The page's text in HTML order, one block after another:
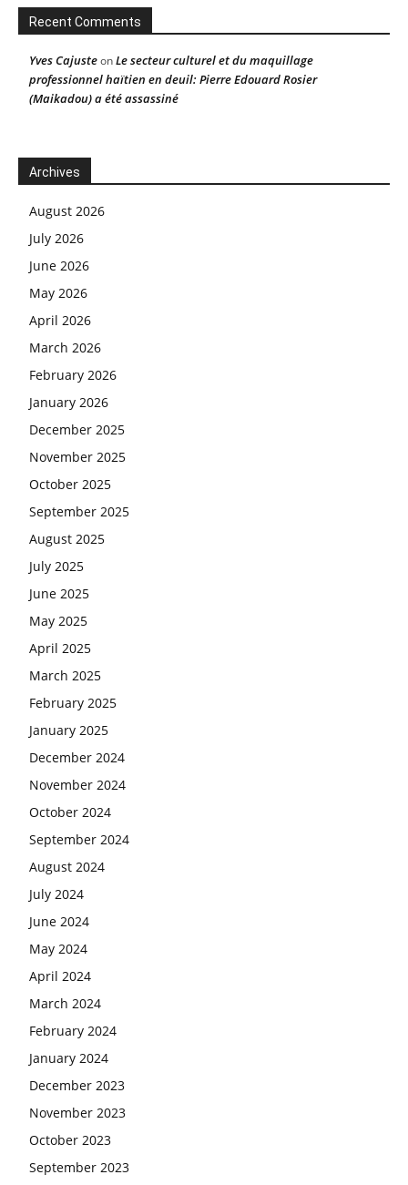
Recent Comments
Yves CajusteonLe secteur culturel et du maquillage
professionnel haïtien en deuil: Pierre Edouard Rosier
(Maikadou) a été assassiné
Archives
August 2026
July 2026
June 2026
May 2026
April 2026
March 2026
February 2026
January 2026
December 2025
November 2025
October 2025
September 2025
August 2025
July 2025
June 2025
May 2025
April 2025
March 2025
February 2025
January 2025
December 2024
November 2024
October 2024
September 2024
August 2024
July 2024
June 2024
May 2024
April 2024
March 2024
February 2024
January 2024
December 2023
November 2023
October 2023
September 2023